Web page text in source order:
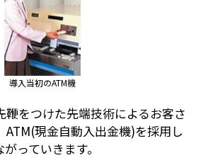
導入当初のATM機
鞭をつけた先端技術によるお客さ
ATM(現金自動入出金機)を採用し
っていきます。